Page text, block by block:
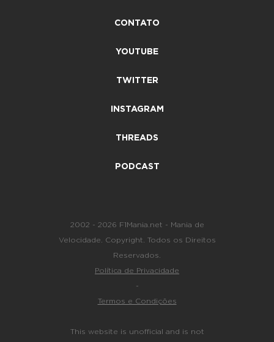
CONTATO
YOUTUBE
TWITTER
INSTAGRAM
THREADS
PODCAST
2002 - 2026 F1Mania.net - Mania de
Velocidade. Copyright. Todos os Direitos
Reservados.
Política de Privacidade
-
Termos e Condições
This website is unofficial and is not